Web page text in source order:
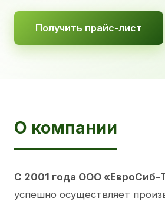
Получить прайс-лист
О компании
С 2001 года ООО «ЕвроСиб-
успешно осуществляет